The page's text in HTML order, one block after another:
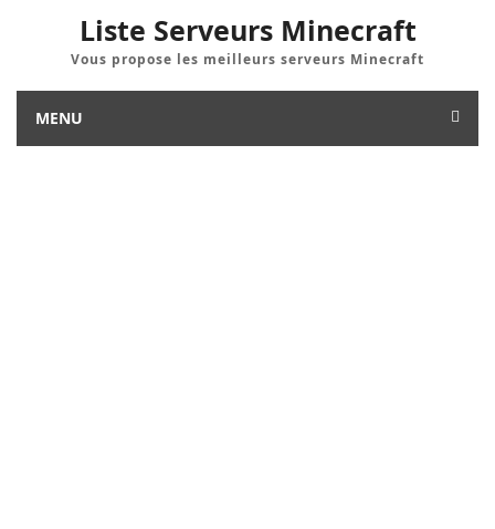
Liste Serveurs Minecraft
Vous propose les meilleurs serveurs Minecraft
MENU